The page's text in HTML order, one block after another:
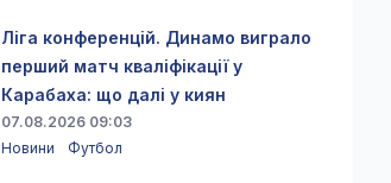
Ліга конференцій. Динамо виграло
перший матч кваліфікації у
Карабаха: що далі у киян
07.08.2026 09:03
Новини
Футбол